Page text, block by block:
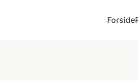
Forside